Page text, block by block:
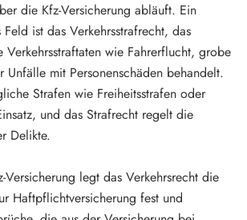
die Kfz-Versicherung abläuft. Ein
ist das Verkehrsstrafrecht, das
Verkehrsstraftaten wie Fahrerflucht, grobe
Unfälle mit Personenschäden behandelt.
Strafen wie Freiheitsstrafen oder
und das Strafrecht regelt die
Delikte.
Versicherung legt das Verkehrsrecht die
Haftpflichtversicherung fest und